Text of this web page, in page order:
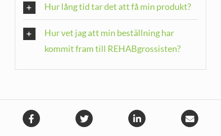
Hur lång tid tar det att få min produkt?
Hur vet jag att min beställning har
kommit fram till REHABgrossisten?